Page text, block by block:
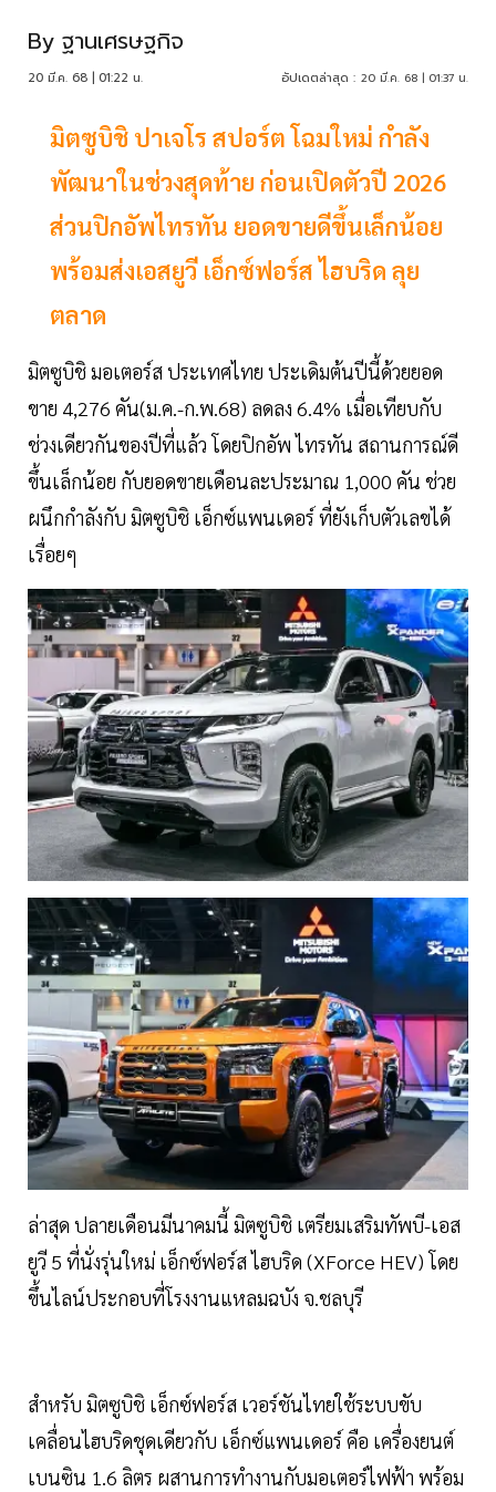
By ฐานเศรษฐกิจ
20 มี.ค. 68 | 01:22 น. อัปเดตล่าสุด : 20 มี.ค. 68 | 01:37 น.
มิตซูบิชิ ปาเจโร สปอร์ต โฉมใหม่ กำลัง
พัฒนาในช่วงสุดท้าย ก่อนเปิดตัวปี 2026
ส่วนปิกอัพไทรทัน ยอดขายดีขึ้นเล็กน้อย
พร้อมส่งเอสยูวี เอ็กซ์ฟอร์ส ไฮบริด ลุย
ตลาด
มิตซูบิชิ มอเตอร์ส ประเทศไทย ประเดิมต้นปีนี้ด้วยยอด
ขาย 4,276 คัน(ม.ค.-ก.พ.68) ลดลง 6.4% เมื่อเทียบกับ
ช่วงเดียวกันของปีที่แล้ว โดยปิกอัพ ไทรทัน สถานการณ์ดี
ขึ้นเล็กน้อย กับยอดขายเดือนละประมาณ 1,000 คัน ช่วย
ผนึกกำลังกับ มิตซูบิชิ เอ็กซ์แพนเดอร์ ที่ยังเก็บตัวเลขได้
เรื่อยๆ
ล่าสุด ปลายเดือนมีนาคมนี้ มิตซูบิชิ เตรียมเสริมทัพบี-เอส
ยูวี 5 ที่นั่งรุ่นใหม่ เอ็กซ์ฟอร์ส ไฮบริด (XForce HEV) โดย
ขึ้นไลน์ประกอบที่โรงงานแหลมฉบัง จ.ชลบุรี
สำหรับ มิตซูบิชิ เอ็กซ์ฟอร์ส เวอร์ชันไทยใช้ระบบขับ
เคลื่อนไฮบริดชุดเดียวกับ เอ็กซ์แพนเดอร์ คือ เครื่องยนต์
เบนซิน 1.6 ลิตร ผสานการทำงานกับมอเตอร์ไฟฟ้า พร้อม